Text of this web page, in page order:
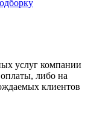
услуг компании
либо на
клиентов